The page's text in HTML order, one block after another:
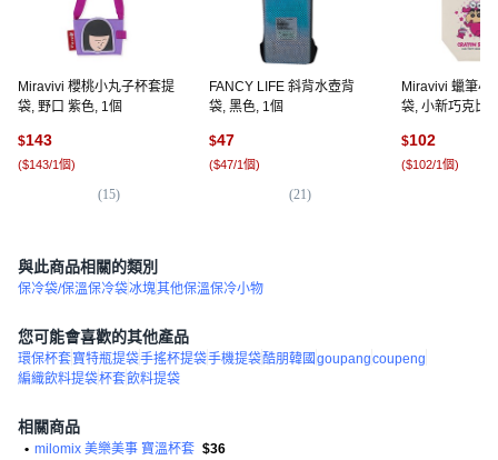
Miravivi 櫻桃小丸子杯套提
袋, 野口 紫色, 1個
$143
($143/1個)
(15)
FANCY LIFE 斜背水壺背
袋, 黑色, 1個
$47
($47/1個)
(21)
Miravivi 蠟筆小
袋, 小新巧克比,
$102
($102/1個)
與此商品相關的類別
保冷袋/保溫保冷袋冰塊其他保溫保冷小物
您可能會喜歡的其他產品
環保杯套寶特瓶提袋手搖杯提袋手機提袋酷朋韓國 goupangcoupeng
編織飲料提袋杯套飲料提袋
相關商品
• milomix 美樂美事 寶溫杯套 $36